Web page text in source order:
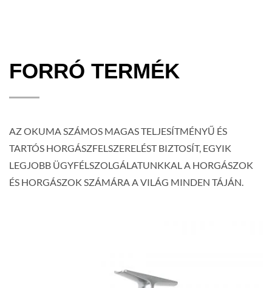
FORRÓ TERMÉK
AZ OKUMA SZÁMOS MAGAS TELJESÍTMÉNYŰ ÉS
TARTÓS HORGÁSZFELSZERELÉST BIZTOSÍT, EGYIK
LEGJOBB ÜGYFÉLSZOLGÁLATUNKKAL A HORGÁSZOK
ÉS HORGÁSZOK SZÁMÁRA A VILÁG MINDEN TÁJÁN.